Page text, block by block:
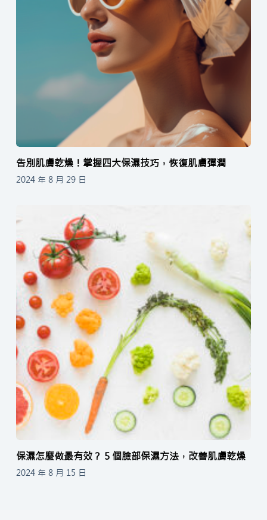
告別肌膚乾燥！掌握四大保濕技巧，恢復肌膚彈潤
2024 年 8 月 29 日
保濕怎麼做最有效？ 5 個臉部保濕方法，改善肌膚乾燥
2024 年 8 月 15 日